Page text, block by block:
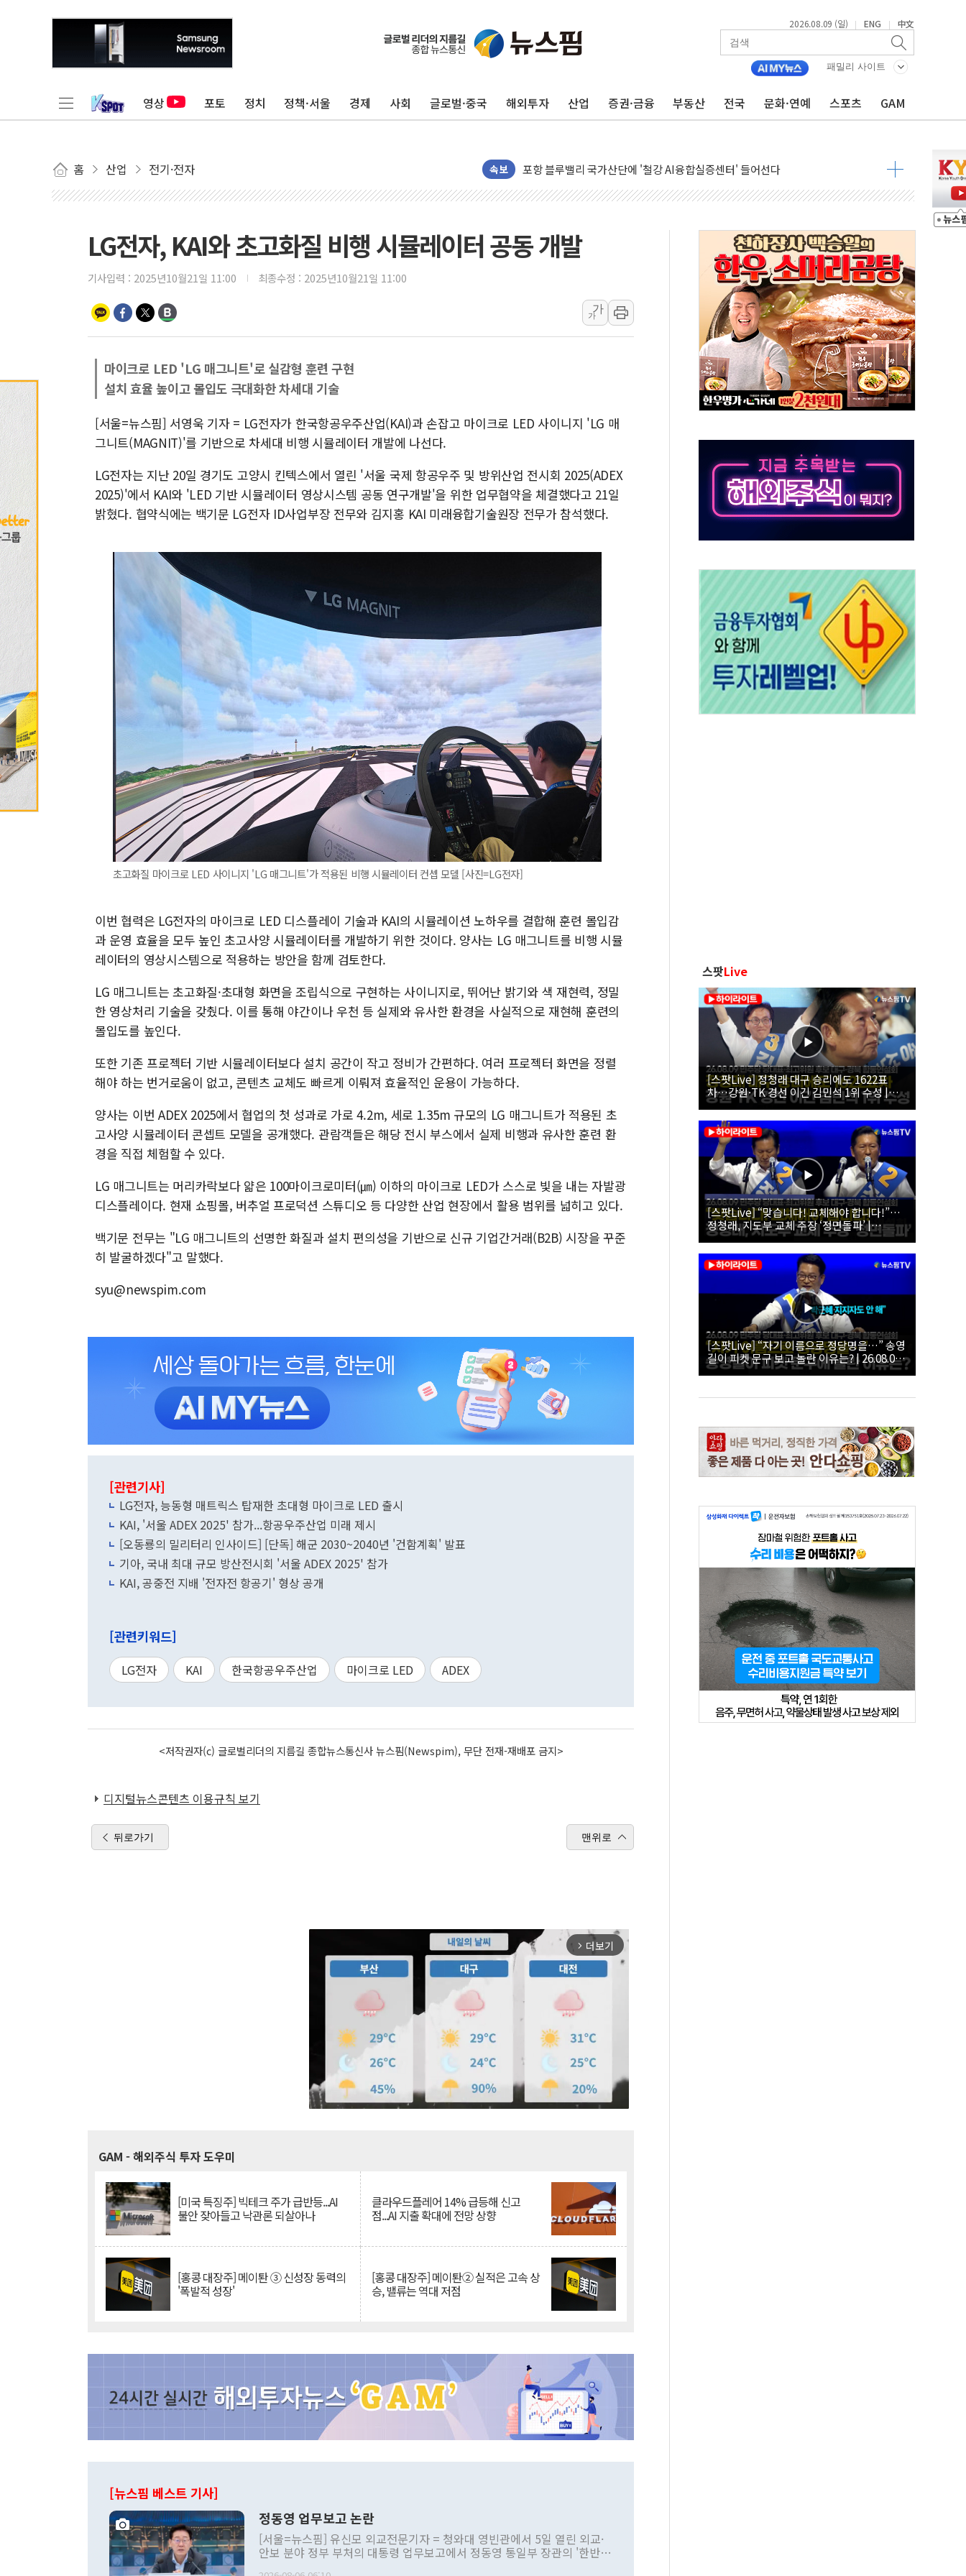
2026.08.09 (일) | ENG | 中文
패밀리 사이트
영상 포토 정치 정책·서울 경제 사회 글로벌·중국 해외투자 산업 증권·금융 부동산 전국 문화·연예 스포츠 GAM
홈 산업 전기·전자 속보
포항 블루밸리 국가산단에 '철강 AI융합실증센터' 들어선다
상주 낙동강 선착장 하류서 50대 숨진 채 발견...경찰, 조사 중
민주당 경북도당위원장에 오중기 당선...합산득표율 68.63%
인천서 말다툼 중 어머니 살해 10대 구속…범행 후 반려견도 죽여
김민석, 강원·대구·경북 경선서 정청래에 승리…金 48.54% vs 鄭 44.40%
[속보] 민주, 강원·대구·경북 경선 결과...김민석 48.54% 정청래 44.40%
[속보] 민주, 경북 경선 결과 발표...김민석 47.37% 정청래 45.71% 송영길 6.92%
[속보] 민주, 대구 경선 결과 발표...정청래 47.82% 김민석 46.35% 송영길 5.83%
[속보] 민주, 강원 경선 결과 발표...김민석 50.30% 정청래 41.94% 송영길 7.76%
정재헌 CEO, SKT 장기고객 400명 맞이…"마음 잇는 시간 되길"
최태원, 노소영에 9440억 지급 확정되나…재상고 앞두고 막판 셈법
하나금융, 명동 소상공인에 '행복상자' 전달
병무청, 보충역 전면 손질… 예술·체육요원 최대 33% 감축
홈플러스發 대형마트 판매, 역대 최대폭 감소한 9.4%↓…유통업계 양극화 심화
윤준병·이해민 의원, '정부 특사'로 콜롬비아 대통령 취임식 참석
여야, 황희 '버스 하우스' 공방…野 "청년 우롱 기괴" vs 與 "송구한 해프닝"
LG전자, KAI와 초고화질 비행 시뮬레이터 공동 개발
기사입력 : 2025년10월21일 11:00 최종수정 : 2025년10월21일 11:00
가
가
마이크로 LED 'LG 매그니트'로 실감형 훈련 구현
설치 효율 높이고 몰입도 극대화한 차세대 기술
[서울=뉴스핌] 서영욱 기자 = LG전자가 한국항공우주산업(KAI)과 손잡고 마이크로 LED 사이니지 'LG 매
그니트(MAGNIT)'를 기반으로 차세대 비행 시뮬레이터 개발에 나선다.
LG전자는 지난 20일 경기도 고양시 킨텍스에서 열린 '서울 국제 항공우주 및 방위산업 전시회 2025(ADEX
2025)'에서 KAI와 'LED 기반 시뮬레이터 영상시스템 공동 연구개발'을 위한 업무협약을 체결했다고 21일
밝혔다. 협약식에는 백기문 LG전자 ID사업부장 전무와 김지홍 KAI 미래융합기술원장 전무가 참석했다.
초고화질 마이크로 LED 사이니지 'LG 매그니트'가 적용된 비행 시뮬레이터 컨셉 모델 [사진=LG전자]
이번 협력은 LG전자의 마이크로 LED 디스플레이 기술과 KAI의 시뮬레이션 노하우를 결합해 훈련 몰입감
과 운영 효율을 모두 높인 초고사양 시뮬레이터를 개발하기 위한 것이다. 양사는 LG 매그니트를 비행 시뮬
레이터의 영상시스템으로 적용하는 방안을 함께 검토한다.
LG 매그니트는 초고화질·초대형 화면을 조립식으로 구현하는 사이니지로, 뛰어난 밝기와 색 재현력, 정밀
한 영상처리 기술을 갖췄다. 이를 통해 야간이나 우천 등 실제와 유사한 환경을 사실적으로 재현해 훈련의
몰입도를 높인다.
또한 기존 프로젝터 기반 시뮬레이터보다 설치 공간이 작고 정비가 간편하다. 여러 프로젝터 화면을 정렬
해야 하는 번거로움이 없고, 콘텐츠 교체도 빠르게 이뤄져 효율적인 운용이 가능하다.
양사는 이번 ADEX 2025에서 협업의 첫 성과로 가로 4.2m, 세로 1.35m 규모의 LG 매그니트가 적용된 초
고사양 시뮬레이터 콘셉트 모델을 공개했다. 관람객들은 해당 전시 부스에서 실제 비행과 유사한 훈련 환
경을 직접 체험할 수 있다.
LG 매그니트는 머리카락보다 얇은 100마이크로미터(㎛) 이하의 마이크로 LED가 스스로 빛을 내는 자발광
디스플레이다. 현재 쇼핑몰, 버추얼 프로덕션 스튜디오 등 다양한 산업 현장에서 활용 범위를 넓히고 있다.
백기문 전무는 "LG 매그니트의 선명한 화질과 설치 편의성을 기반으로 신규 기업간거래(B2B) 시장을 꾸준
히 발굴하겠다"고 말했다.
syu@newspim.com
[관련기사]
LG전자, 능동형 매트릭스 탑재한 초대형 마이크로 LED 출시
KAI, '서울 ADEX 2025' 참가...항공우주산업 미래 제시
[오동룡의 밀리터리 인사이드] [단독] 해군 2030~2040년 '건함계획' 발표
기아, 국내 최대 규모 방산전시회 '서울 ADEX 2025' 참가
KAI, 공중전 지배 '전자전 항공기' 형상 공개
[관련키워드]
LG전자 KAI 한국항공우주산업 마이크로 LED ADEX
<저작권자(c) 글로벌리더의 지름길 종합뉴스통신사 뉴스핌(Newspim), 무단 전재-재배포 금지>
디지털뉴스콘텐츠 이용규칙 보기
뒤로가기 맨위로
arrow_forward_ios 더보기
GAM - 해외주식 투자 도우미
[미국 특징주] 빅테크 주가 급반등...AI
불안 잦아들고 낙관론 되살아나
클라우드플레어 14% 급등해 신고
점...AI 지출 확대에 전망 상향
[홍콩 대장주] 메이퇀 ③ 신성장 동력의
'폭발적 성장'
[홍콩 대장주] 메이퇀② 실적은 고속 상
승, 밸류는 역대 저점
[뉴스핌 베스트 기사]
정동영 업무보고 논란
[서울=뉴스핌] 유신모 외교전문기자 = 청와대 영빈관에서 5일 열린 외교·
안보 분야 정부 부처의 대통령 업무보고에서 정동영 통일부 장관의 '한반도
스팟Live
[스팟Live] 정청래 대구 승리에도 1622표
차…강원·TK 경선 이긴 김민석 1위 수성 |
26.08.09 더불어민주당 당대표·최고위원 후
보 대구·경북 합동연설회
[스팟Live] “맞습니다! 교체해야 합니다!”…
정청래, 지도부 교체 주장 ‘정면돌파’ |
26.08.09 더불어민주당 당대표·최고위원 후
보 대구·경북 합동연설회
[스팟Live] “자기 이름으로 정당명을…” 송영
길이 피켓 문구 보고 놀란 이유는? | 26.08.09
더불어민주당 당대표·최고위원 후보 대구·경